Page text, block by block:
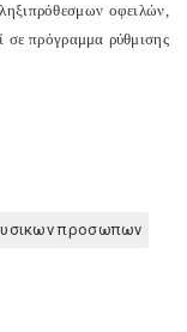
οφειλών,
σε πρόγραμμα ρύθμισης
προσωπων